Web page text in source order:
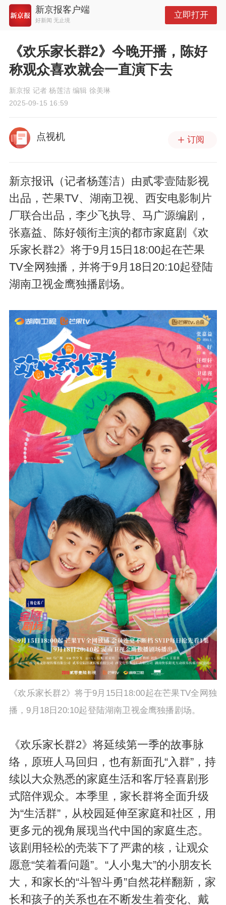
新京报客户端
好新闻 无止境
立即打开
《欢乐家长群2》今晚开播，陈好
称观众喜欢就会一直演下去
新京报 记者 杨莲洁 编辑 徐美琳
2025-09-15 16:59
点视机 订阅
新京报讯（记者杨莲洁）由贰零壹陆影视
出品，芒果TV、湖南卫视、西安电影制片
厂联合出品，李少飞执导、马广源编剧，
张嘉益、陈好领衔主演的都市家庭剧《欢
乐家长群2》将于9月15日18:00起在芒果
TV全网独播，并将于9月18日20:10起登陆
湖南卫视金鹰独播剧场。
《欢乐家长群2》将于9月15日18:00起在芒果TV全网独
播，9月18日20:10起登陆湖南卫视金鹰独播剧场。
《欢乐家长群2》将延续第一季的故事脉
络，原班人马回归，也有新面孔“入群”，持
续以大众熟悉的家庭生活和客厅轻喜剧形
式陪伴观众。本季里，家长群将全面升级
为“生活群”，从校园延伸至家庭和社区，用
更多元的视角展现当代中国的家庭生态。
该剧用轻松的壳装下了严肃的核，让观众
愿意“笑着看问题”。“人小鬼大”的小朋友长
大，和家长的“斗智斗勇”自然花样翻新，家
长和孩子的关系也在不断发生着变化、戴